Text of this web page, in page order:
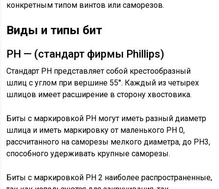
конкретным типом винтов или саморезов.
Виды и типы бит
PH — (стандарт фирмы Phillips)
Стандарт PH представляет собой крестообразный
шлиц с углом при вершине 55°. Каждый из четырех
шлицов имеет расширение в сторону хвостовика.
Биты с маркировкой PH могут иметь разный диаметр
шлица и иметь маркировку от маленького PH 0,
рассчитанного на саморезы мелкого диаметра, до PH3,
способного удерживать крупные саморезы.
Биты с маркировкой PH 2 наиболее распространенные,